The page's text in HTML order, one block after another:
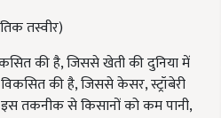
तस्वीर)
की है, जिससे खेती की दुनिया में
की है, जिससे केसर, स्ट्रॉबेरी
तकनीक से किसानों को कम पानी,